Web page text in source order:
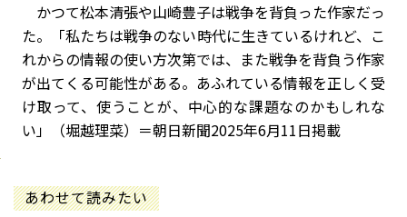
かつて松本清張や山崎豊子は戦争を背負った作家だっ
た。「私たちは戦争のない時代に生きているけれど、こ
れからの情報の使い方次第では、また戦争を背負う作家
が出てくる可能性がある。あふれている情報を正しく受
け取って、使うことが、中心的な課題なのかもしれな
い」（堀越理菜）＝朝日新聞2025年6月11日掲載
あわせて読みたい